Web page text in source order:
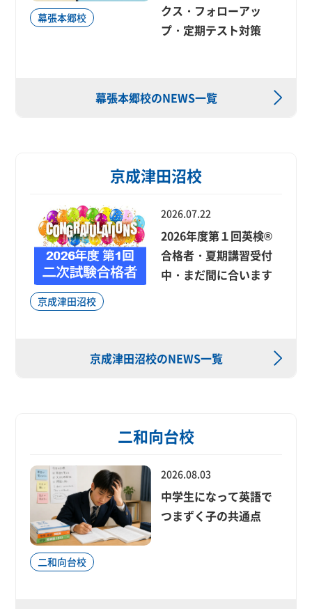
幕張本郷校
クス・フォローアッ
プ・定期テスト対策
幕張本郷校のNEWS一覧
京成津田沼校
京成津田沼校
2026.07.22
2026年度第１回英検®
合格者・夏期講習受付
中・まだ間に合います
京成津田沼校のNEWS一覧
二和向台校
二和向台校
2026.08.03
中学生になって英語で
つまずく子の共通点